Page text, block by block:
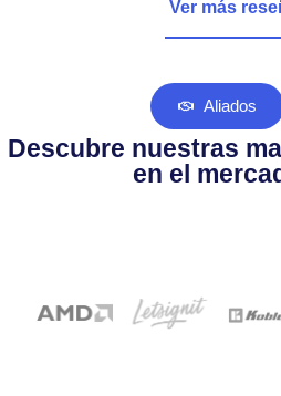
Ver más
Aliados
Descubre nuestras
en el